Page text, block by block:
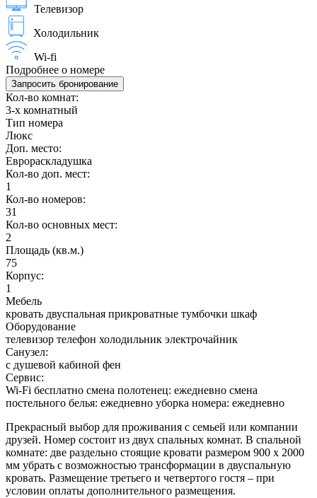
Телевизор
Холодильник
Wi-fi
Подробнее о номере
Запросить бронирование
Кол-во комнат:
3-х комнатный
Тип номера
Люкс
Доп. место:
Еврораскладушка
Кол-во доп. мест:
1
Кол-во номеров:
31
Кол-во основных мест:
2
Площадь (кв.м.)
75
Корпус:
1
Мебель
кровать двуспальная прикроватные тумбочки шкаф
Оборудование
телевизор телефон холодильник электрочайник
Санузел:
с душевой кабиной фен
Сервис:
Wi-Fi бесплатно смена полотенец: ежедневно смена
постельного белья: ежедневно уборка номера: ежедневно
Прекрасный выбор для проживания с семьей или компании
друзей. Номер состоит из двух спальных комнат. В спальной
комнате: две раздельно стоящие кровати размером 900 х 2000
мм убрать с возможностью трансформации в двуспальную
кровать. Размещение третьего и четвертого гостя – при
условии оплаты дополнительного размещения.